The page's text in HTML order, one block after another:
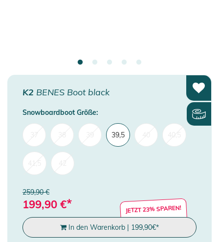
K2 BENES Boot black
Snowboardboot Größe:
39,5
259,90 €
199,90 €* JETZT 23% SPAREN!
In den Warenkorb | 199,90€*